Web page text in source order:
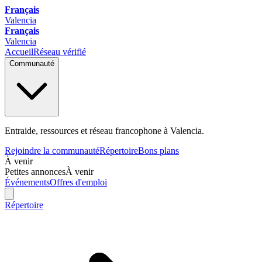
Français
Valencia
Français
Valencia
AccueilRéseau vérifié
Communauté
Entraide, ressources et réseau francophone à Valencia.
Rejoindre la communautéRépertoireBons plans
À venir
Petites annoncesÀ venir
ÉvénementsOffres d'emploi
Répertoire